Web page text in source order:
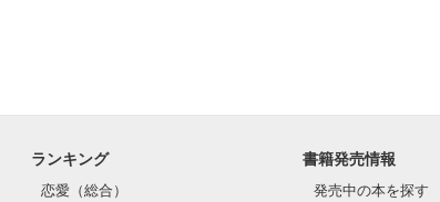
──もうすぐあなたが迎えにくる。
ランキング
恋愛（総合）
書籍発売情報
発売中の本を探す